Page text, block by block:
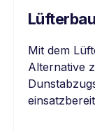
Mit dem
Alternative